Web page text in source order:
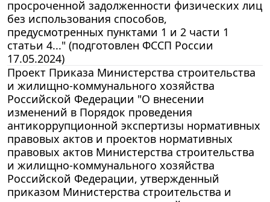
просроченной задолженности физических лиц
без использования способов,
предусмотренных пунктами 1 и 2 части 1
статьи 4..." (подготовлен ФССП России
17.05.2024)
Проект Приказа Министерства строительства
и жилищно-коммунального хозяйства
Российской Федерации "О внесении
изменений в Порядок проведения
антикоррупционной экспертизы нормативных
правовых актов и проектов нормативных
правовых актов Министерства строительства
и жилищно-коммунального хозяйства
Российской Федерации, утвержденный
приказом Министерства строительства и